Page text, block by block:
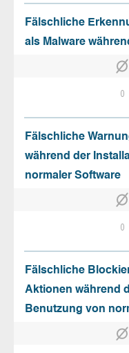
Fälschliche
als Malware
0
Fälschliche
während der
normaler Software
0
Fälschliche
Aktionen während
Benutzung von